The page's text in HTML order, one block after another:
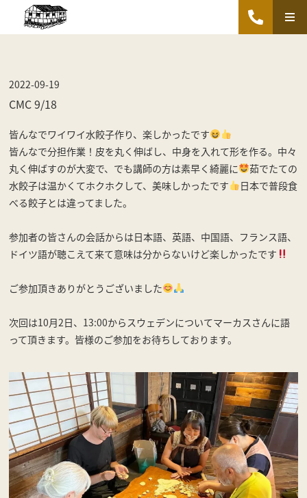
2022-09-19
CMC 9/18
皆んなでワイワイ水餃子作り、楽しかったです
皆んなで分担作業！皮を丸く伸ばし、中身を入れて形を作る。中々
丸く伸ばすのが大変で、でも講師の方は素早く綺麗に
茹でたての
水餃子は温かくてホクホクして、美味しかったです
日本で普段食
べる餃子とは違ってました。
参加者の皆さんの会話からは日本語、英語、中国語、フランス語、
ドイツ語が聴こえて来て意味は分からないけど楽しかったです
ご参加頂きありがとうございました
次回は10月2日、13:00からスウェデンについてマーカスさんに語
って頂きます。皆様のご参加をお待ちしております。